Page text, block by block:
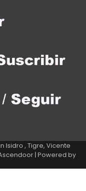
Isidro , Tigre, Vicente
| Powered by